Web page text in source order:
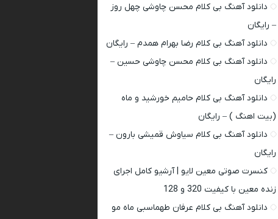
دانلود آهنگ بی کلام محسن چاوشی چهل روز
– رایگان
دانلود آهنگ بی کلام رضا بهرام همدم – رایگان
دانلود آهنگ بی کلام محسن چاوشی حسین –
رایگان
دانلود آهنگ بی کلام حامیم خورشید و ماه
(بیت اهنگ ) – رایگان
دانلود آهنگ بی کلام سیاوش قمیشی بارون –
رایگان
کنسرت صوتی معین لایو | آرشیو کامل اجرای
زنده معین با کیفیت 320 و 128
دانلود آهنگ بی کلام عرفان طهماسبی ماه مو